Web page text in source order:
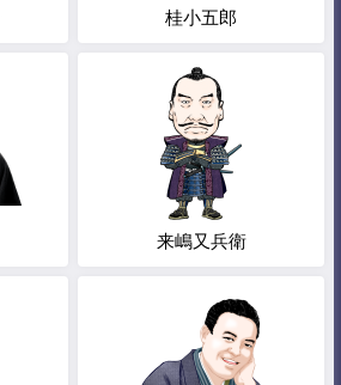
桂小五郎
来嶋又兵衛